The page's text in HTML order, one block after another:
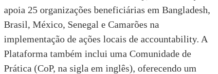
apoia 25 organizações beneficiárias em Bangladesh,
Brasil, México, Senegal e Camarões na
implementação de ações locais de accountability. A
Plataforma também inclui uma Comunidade de
Prática (CoP, na sigla em inglês), oferecendo um